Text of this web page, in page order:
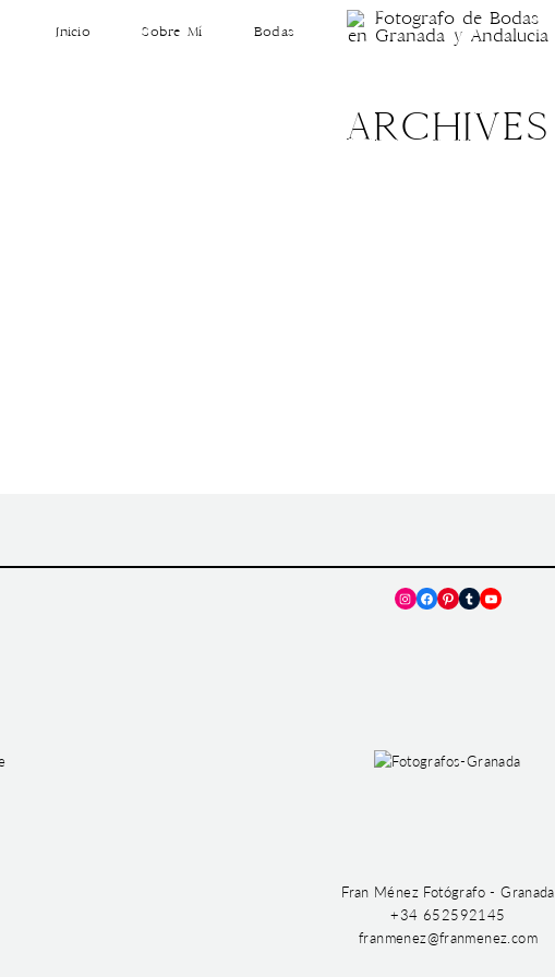
Inicio Sobre Mí Bodas
ARCHIVES
Instagram
Facebook
Pinterest
TumblrYouTube
Fran Ménez Fotógrafo - Granada
+34 652592145
franmenez@franmenez.com